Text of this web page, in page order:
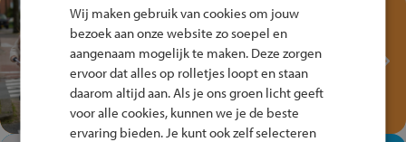
Test je kennis met het
Fiets Veilig
Verkeersspel!
Speel het Fiets Veilig Verkeersspel
en win een Cortina-fiets!
Wij maken gebruik van cookies om jouw
bezoek aan onze website zo soepel en
aangenaam mogelijk te maken. Deze zorgen
ervoor dat alles op rolletjes loopt en staan
daarom altijd aan. Als je ons groen licht geeft
voor alle cookies, kunnen we je de beste
ervaring bieden. Je kunt ook zelf selecteren